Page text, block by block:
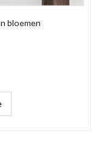
bloemen